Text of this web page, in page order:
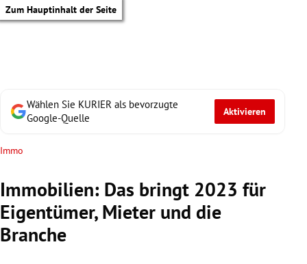
Zum Hauptinhalt der Seite
Wählen Sie KURIER als bevorzugte
Google-Quelle
Aktivieren
Immo
Immobilien: Das bringt 2023 für
Eigentümer, Mieter und die
Branche